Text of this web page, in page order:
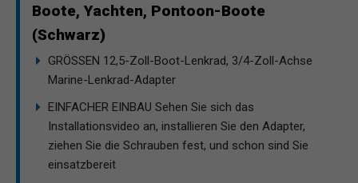
Boote, Yachten, Pontoon-Boote
(Schwarz)
GRÖSSEN 12,5-Zoll-Boot-Lenkrad, 3/4-Zoll-Achse
Marine-Lenkrad-Adapter
EINFACHER EINBAU Sehen Sie sich das
Installationsvideo an, installieren Sie den Adapter,
ziehen Sie die Schrauben fest, und schon sind Sie
einsatzbereit